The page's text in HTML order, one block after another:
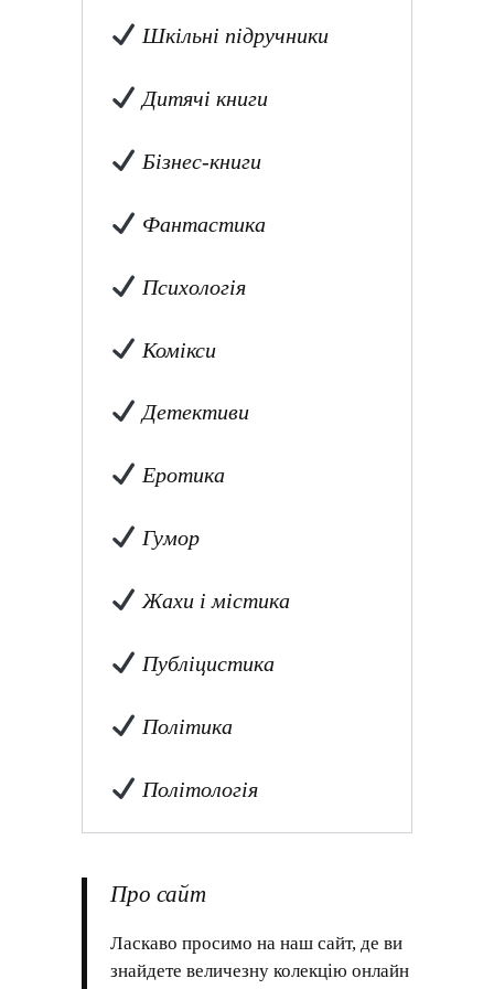
Шкільні підручники
Дитячі книги
Бізнес-книги
Фантастика
Психологія
Комікси
Детективи
Еротика
Гумор
Жахи і містика
Публіцистика
Політика
Політологія
Про сайт
Ласкаво просимо на наш сайт, де ви
знайдете величезну колекцію онлайн